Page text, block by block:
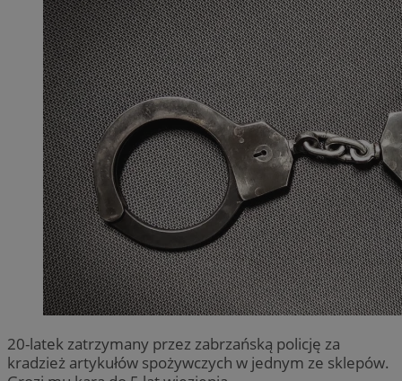
20-latek zatrzymany przez zabrzańską policję za
kradzież artykułów spożywczych w jednym ze sklepów.